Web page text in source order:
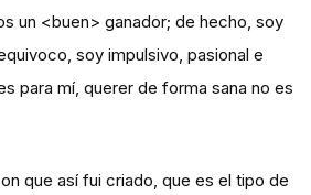
un <buen> ganador; de hecho, soy
soy impulsivo, pasional e
para mí, querer de forma sana no es
que así fui criado, que es el tipo de